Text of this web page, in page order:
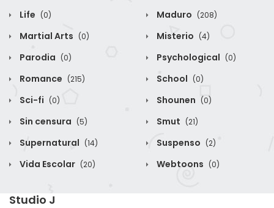
Life (0) Maduro (208)
Martial Arts (0) Misterio (4)
Parodia (0) Psychological (0)
Romance (215) School (0)
Sci-fi (0) Shounen (0)
Sin censura (5) Smut (21)
Supernatural (14) Suspenso (2)
Vida Escolar (20) Webtoons (0)
Studio J